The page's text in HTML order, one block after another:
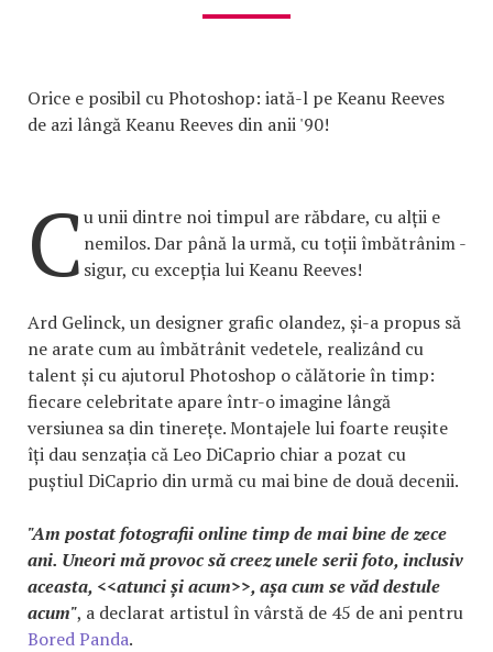
Orice e posibil cu Photoshop: iată-l pe Keanu Reeves
de azi lângă Keanu Reeves din anii '90!
Cu unii dintre noi timpul are răbdare, cu alții e
nemilos. Dar până la urmă, cu toții îmbătrânim -
sigur, cu excepția lui Keanu Reeves!
Ard Gelinck, un designer grafic olandez, și-a propus să
ne arate cum au îmbătrânit vedetele, realizând cu
talent și cu ajutorul Photoshop o călătorie în timp:
fiecare celebritate apare într-o imagine lângă
versiunea sa din tinerețe. Montajele lui foarte reușite
îți dau senzația că Leo DiCaprio chiar a pozat cu
puștiul DiCaprio din urmă cu mai bine de două decenii.
"Am postat fotografii online timp de mai bine de zece
ani. Uneori mă provoc să creez unele serii foto, inclusiv
aceasta, <<atunci și acum>>, așa cum se văd destule
acum", a declarat artistul în vârstă de 45 de ani pentru
Bored Panda.